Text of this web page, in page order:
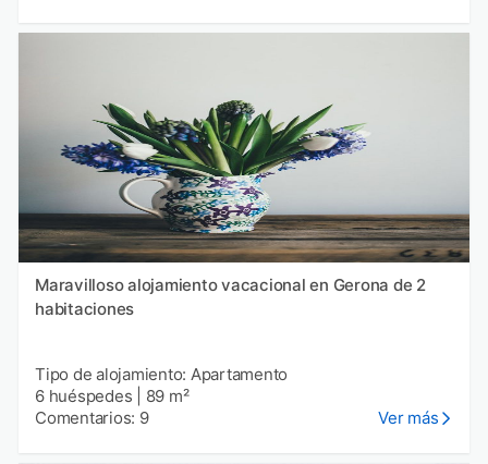
Maravilloso alojamiento vacacional en Gerona de 2
habitaciones
Tipo de alojamiento: Apartamento
6 huéspedes
89 m²
Comentarios: 9
Ver más